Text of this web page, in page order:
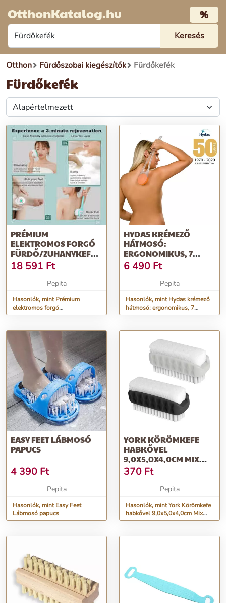
OtthonKatalog.hu %
Otthon Fürdőszobai kiegészítők Fürdőkefék
Fürdőkefék
PRÉMIUM
ELEKTROMOS FORGÓ
FÜRDŐ/ZUHANYKEFE
40 CM-ES LEVEHETŐ
NYÉLL...
18 591 Ft
Pepita
Hasonlók, mint Prémium
elektromos forgó
fürdő/zuhanykefe 40 cm-es
HYDAS KRÉMEZŐ
HÁTMOSÓ:
ERGONOMIKUS, 7
KAMRÁS, 17 GOLYÓS
TAKARÉKOS...
6 490 Ft
Pepita
Hasonlók, mint Hydas krémező
hátmosó: ergonomikus, 7
kamrás, 17 golyós takarékos...
EASY FEET LÁBMOSÓ
PAPUCS
4 390 Ft
Pepita
Hasonlók, mint Easy Feet
Lábmosó papucs
YORK KÖRÖMKEFE
HABKŐVEL
9,0X5,0X4,0CM MIX
GREY
370 Ft
Pepita
Hasonlók, mint York Körömkefe
habkővel 9,0x5,0x4,0cm Mix
GREY